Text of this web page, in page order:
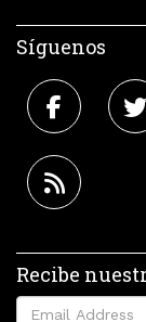
Síguenos
Recibe